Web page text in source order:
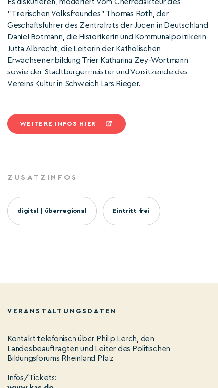
Es diskutieren, moderiert vom Chefredakteur des
"Trierischen Volksfreundes" Thomas Roth, der
Geschäftsführer des Zentralrats der Juden in Deutschland
Daniel Botmann, die Historikerin und Kommunalpolitikerin
Jutta Albrecht, die Leiterin der Katholischen
Erwachsenenbildung Trier Katharina Zey-Wortmann
sowie der Stadtbürgermeister und Vorsitzende des
Vereins Kultur in Schweich Lars Rieger.
WEITERE INFOS HIER
ZUSATZINFOS
digital | überregional Eintritt frei
VERANSTALTUNGSDATEN
Kontakt telefonisch über Philip Lerch, den
Landesbeauftragten und Leiter des Politischen
Bildungsforums Rheinland Pfalz
Infos/Tickets: